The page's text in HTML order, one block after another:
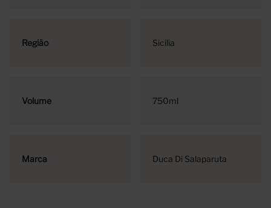
Região Sicilia
Volume 750ml
Marca Duca Di Salaparuta